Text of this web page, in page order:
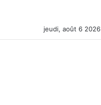
jeudi, août 6 2026